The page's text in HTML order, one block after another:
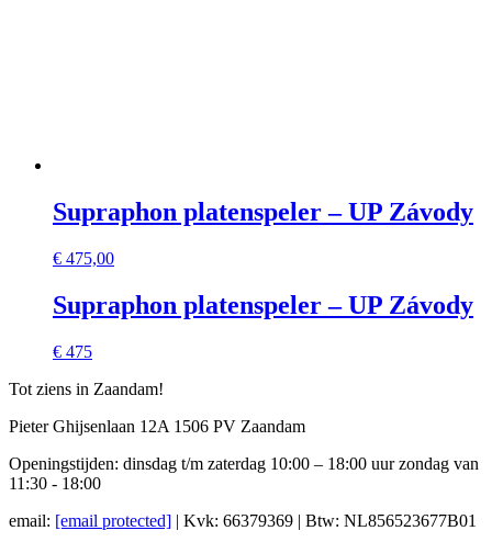
Supraphon platenspeler – UP Závody
€ 475,00
Supraphon platenspeler – UP Závody
€ 475
Tot ziens in Zaandam!
Pieter Ghijsenlaan 12A 1506 PV Zaandam
Openingstijden: dinsdag t/m zaterdag 10:00 – 18:00 uur zondag van
11:30 - 18:00
email: [email protected] | Kvk: 66379369 | Btw: NL856523677B01